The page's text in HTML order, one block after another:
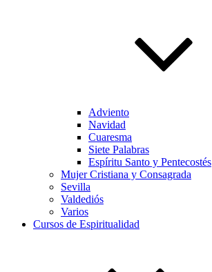
Adviento
Navidad
Cuaresma
Siete Palabras
Espíritu Santo y Pentecostés
Mujer Cristiana y Consagrada
Sevilla
Valdediós
Varios
Cursos de Espiritualidad